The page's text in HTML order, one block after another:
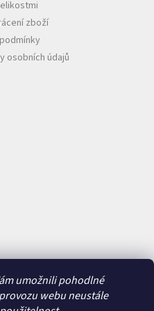
umožnili pohodlné
webu neustále
zboží
osobních údajů